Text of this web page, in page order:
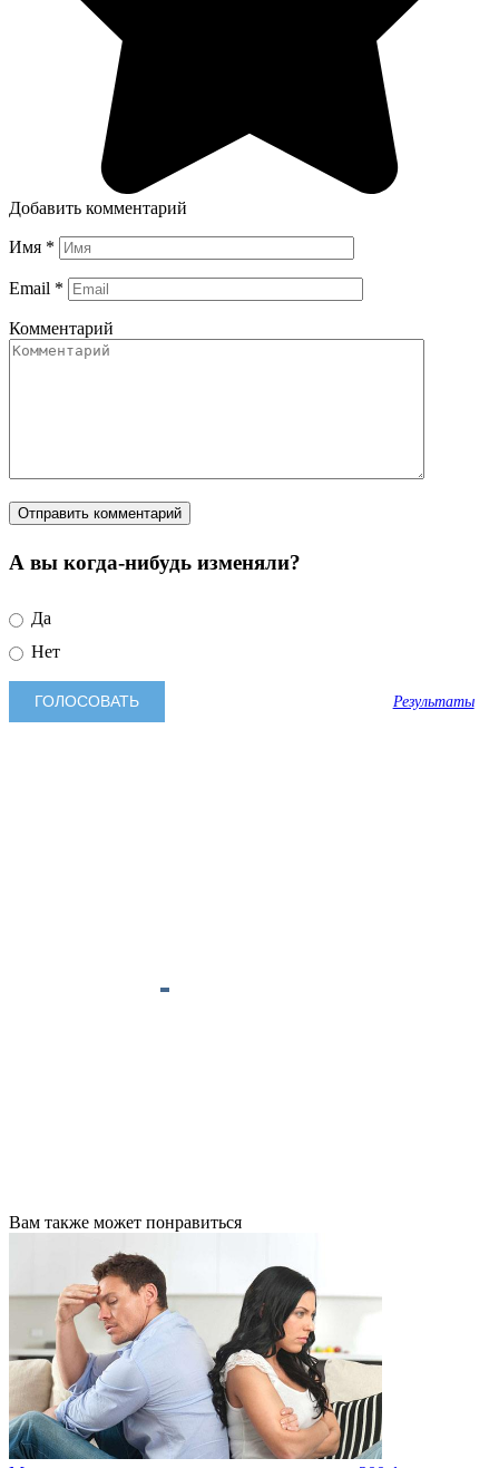
Добавить комментарий
Имя *
Email *
Комментарий
А вы когда-нибудь изменяли?
Да
Нет
Результаты
Вам также может понравиться